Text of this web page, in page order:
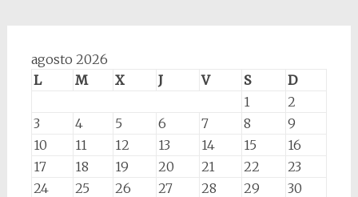
agosto 2026
L
M X J V S
D
1
2
3
4 5 6 7 8
9
10
11 12 13 14 15
16
17
18 19 20 21 22
23
24
25 26 27 28 29
30